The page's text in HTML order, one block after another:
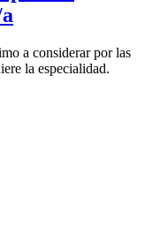
a considerar por las
la especialidad.